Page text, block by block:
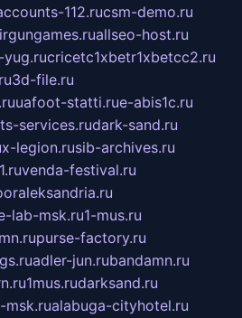
112.rucsm-demo.ru
allseo-host.ru
cricetc1xbetr1xbetcc2.ru
3d-file.ru
uafoot-statti.rue-abis1c.ru
services.rudark-sand.ru
x-legion.rusib-archives.ru
venda-festival.ru
lab-msk.ru1-mus.ru
purse-factory.ru
adler-jun.rubandamn.ru
1mus.rudarksand.ru
msk.rualabuga-cityhotel.ru